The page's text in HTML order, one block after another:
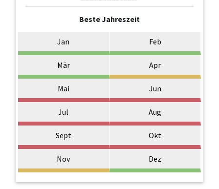
Beste Jahreszeit
Jan Feb
Mär Apr
Mai Jun
Jul Aug
Sept Okt
Nov Dez